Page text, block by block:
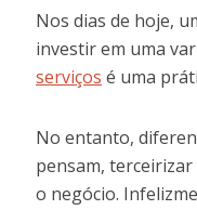
Nos dias de hoje,
investir em uma
serviços é uma
No entanto,
pensam,
o negócio.